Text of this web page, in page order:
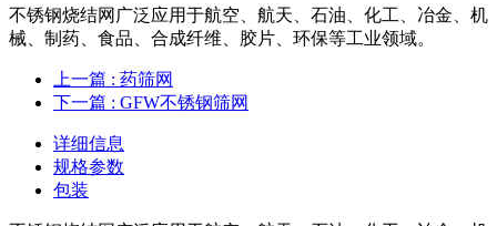
不锈钢烧结网广泛应用于航空、航天、石油、化工、冶金、机
械、制药、食品、合成纤维、胶片、环保等工业领域。
上一篇 : 药筛网
下一篇 : ​GFW不锈钢筛网
详细信息
规格参数
包装